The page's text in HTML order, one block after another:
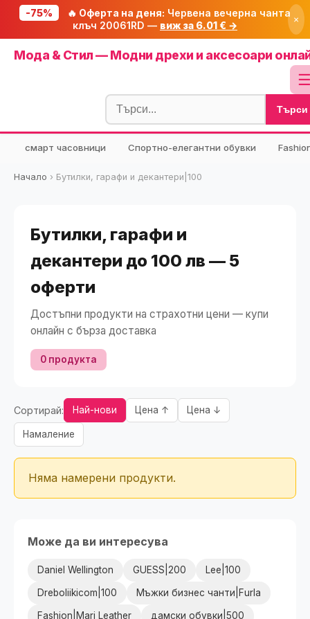
-75% 🔥 Оферта на деня: Червена вечерна чанта
клъч 20061RD — виж за 6.01 € → ×
Мода & Стил — Модни дрехи и аксесоари
Начало
🔥 Намаления
🧮 Калкулатори Търси
смарт часовници Спортно-елегантни обувки
Начало › Бутилки, гарафи и декантери|100
Бутилки, гарафи и
декантери до 100 лв — 5
оферти
Достъпни продукти на страхотни цени — купи
онлайн с бърза доставка
0 продукта
Сортирай: Най-нови Цена ↑ Цена ↓
Намаление
Няма намерени продукти.
Може да ви интересува
Daniel Wellington GUESS|200 Lee|100
Dreboliikicom|100 Мъжки бизнес чанти|Furla
Fashion|Mari Leather дамски обувки|500